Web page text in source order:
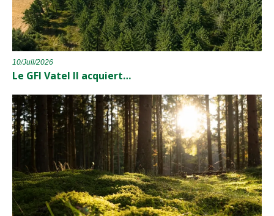
10/Juil/2026
Le GFI Vatel II acquiert…